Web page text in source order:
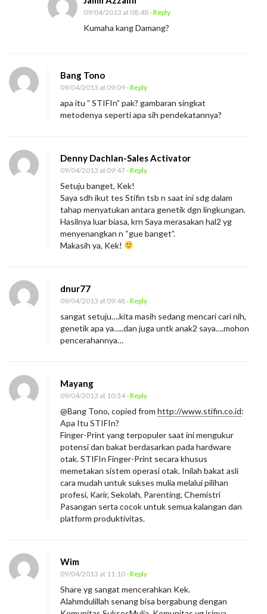
09/04/2013 at 08:48- Reply
Kumaha kang Damang?
Bang Tono
09/04/2013 at 09:09- Reply
apa itu ” STIFIn” pak? gambaran singkat
metodenya seperti apa sih pendekatannya?
Denny Dachlan-Sales Activator
09/04/2013 at 09:47- Reply
Setuju banget, Kek!
Saya sdh ikut tes Stifin tsb n saat ini sdg dalam
tahap menyatukan antara genetik dgn lingkungan.
Hasilnya luar biasa, krn Saya merasakan hal2 yg
menyenangkan n “gue banget”.
Makasih ya, Kek!
dnur77
09/04/2013 at 09:48- Reply
sangat setuju….kita masih sedang mencari cari nih,
genetik apa ya…..dan juga untk anak2 saya….mohon
pencerahannya…
Mayang
09/04/2013 at 10:34- Reply
@Bang Tono, copied from http://www.stifin.co.id:
Apa Itu STIFIn?
Finger-Print yang terpopuler saat ini mengukur
potensi dan bakat berdasarkan pada hardware
otak. STIFIn Finger-Print secara khusus
memetakan sistem operasi otak. Inilah bakat asli
cara mudah untuk sukses mulia melalui pilihan
profesi, Karir, Sekolah, Parenting, Chemistri
Pasangan serta cocok untuk semua kalangan dan
platform produktivitas.
Wim
09/04/2013 at 11:10- Reply
Share yg sangat mencerahkan Kek.
Alahmdulillah senang bisa bergabung dengan